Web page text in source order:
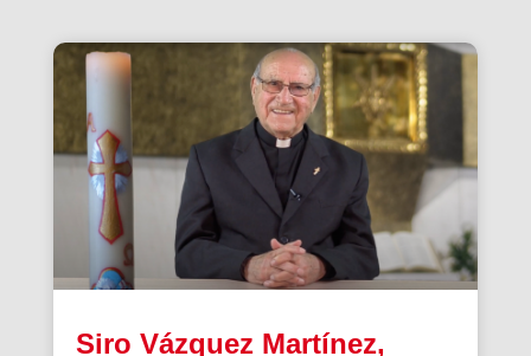
Siro Vázquez Martínez,